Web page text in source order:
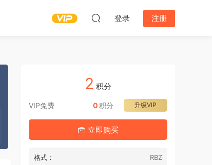
登录 注册
2 积分
VIP免费 升级VIP
0积分
立即购买
格式：
RBZ